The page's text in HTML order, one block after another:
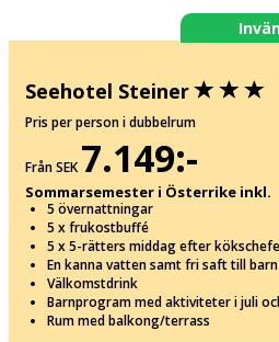
Seehotel Steiner
Pris per person i dubbelrum
Från SEK 7.149:-
Sommarsemester i Österrike inkl.
5 övernattningar
5 x frukostbuffé
5 x 5-rätters middag efter
En kanna vatten samt fri saft till
Välkomstdrink
Barnprogram med aktiviteter i juli
Rum med balkong/terrass